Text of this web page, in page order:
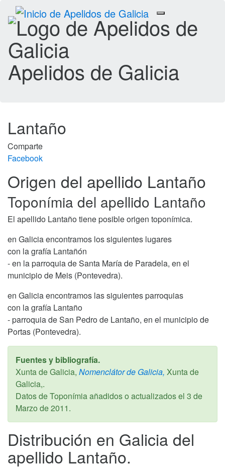
Toggle
navigation
Apelidos de Galicia
Lantaño
Comparte
Facebook
Origen del apellido Lantaño
Toponímia del apellido Lantaño
El apellido Lantaño tiene posible origen toponímica.
en Galicia encontramos los siguientes lugares
con la grafía Lantañón
- en la parroquia de Santa María de Paradela, en el
municipio de Meis (Pontevedra).
en Galicia encontramos las siguientes parroquias
con la grafía Lantaño
- parroquia de San Pedro de Lantaño, en el municipio de
Portas (Pontevedra).
Fuentes y bibliografía.
Xunta de Galicia, Nomenclátor de Galicia, Xunta de
Galicia,.
Datos de Toponímia añadidos o actualizados el 3 de
Marzo de 2011.
Distribución en Galicia del
apellido Lantaño.